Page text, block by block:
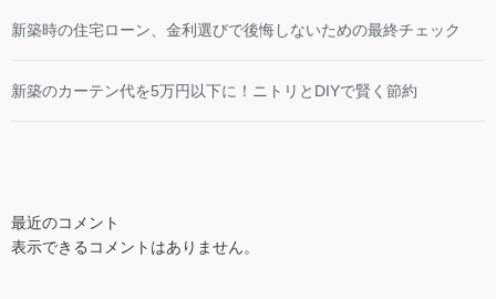
新築時の住宅ローン、金利選びで後悔しないための最終チェック
新築のカーテン代を5万円以下に！ニトリとDIYで賢く節約
最近のコメント
表示できるコメントはありません。